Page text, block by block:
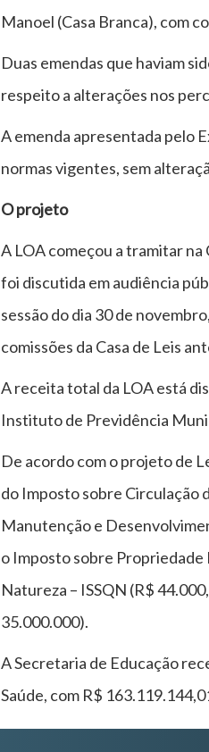
Manoel (Casa Branca), com
Duas emendas que haviam
respeito a alterações nos
A emenda apresentada pelo
normas vigentes, sem
O projeto
A LOA começou a tramitar
foi discutida em audiência
sessão do dia 30 de
comissões da Casa de Leis
A receita total da LOA está
Instituto de Previdência
De acordo com o projeto de
do Imposto sobre Circulação
Manutenção e
o Imposto sobre Propriedade
Natureza – ISSQN (R$
35.000.000).
A Secretaria de Educação
Saúde, com R$